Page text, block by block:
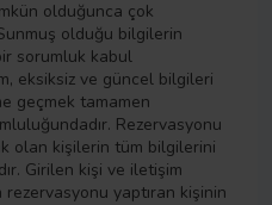
olduğunca çok
olduğu bilgilerin
sorumluk kabul
eksiksiz ve güncel bilgileri
geçmek tamamen
Rezervasyonu
olan kişilerin tüm bilgilerini
Girilen kişi ve iletişim
yaptıran kişinin